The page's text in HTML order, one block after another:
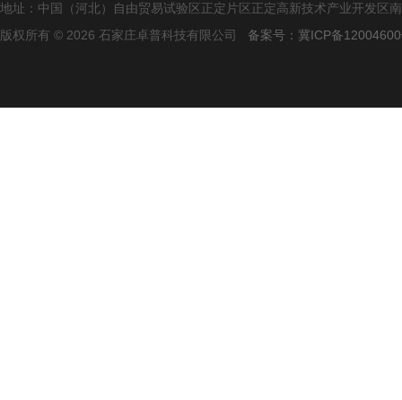
地址：中国（河北）自由贸易试验区正定片区正定高新技术产业开发区
版权所有 © 2026 石家庄卓普科技有限公司 备案号：冀ICP备